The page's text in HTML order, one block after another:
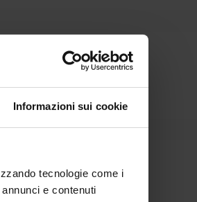
Informazioni sui cookie
tecnologie come i
e contenuti